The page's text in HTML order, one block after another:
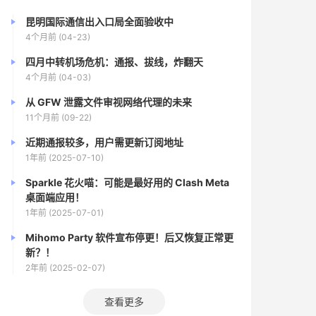
昆明国际通信出入口局全面验收中
4个月前 (04-23)
四月中转机场危机：通报、拔线，炸翻天
4个月前 (04-03)
从 GFW 泄露文件审视网络代理的未来
11个月前 (09-22)
近期通报较多，用户需更新订阅地址
1年前 (2025-07-10)
Sparkle 花火喵：可能是最好用的 Clash Meta
桌面端应用！
1年前 (2025-07-01)
Mihomo Party 软件宣布停更！后又恢复正常更
新？！
2年前 (2025-02-07)
查看更多